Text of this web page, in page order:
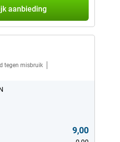
aanbieding
tegen misbruik
9,00